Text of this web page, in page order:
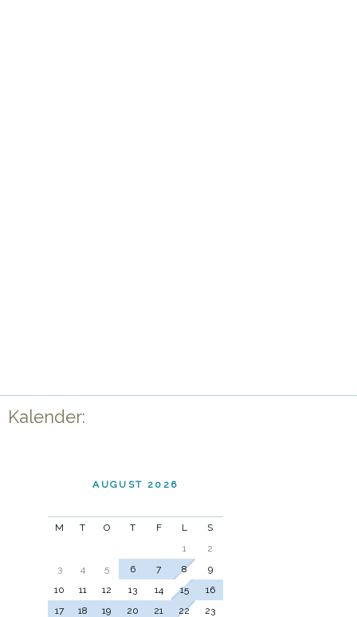
Kalender:
AUGUST 2026
M T O T F L
S
1
2
3
4 5 6 7 8
9
10
11 12 13 14 15
16
17
18 19 20 21 22
23